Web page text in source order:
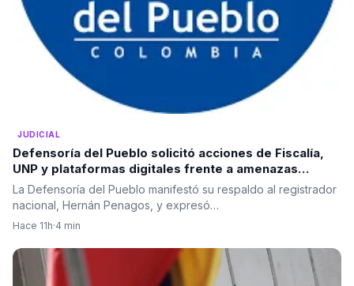
JUDICIAL
Defensoría del Pueblo solicitó acciones de Fiscalía,
UNP y plataformas digitales frente a amenazas
electorales
La Defensoría del Pueblo manifestó su respaldo al registrador
nacional, Hernán Penagos, y expresó…
Hace 11h·4 min